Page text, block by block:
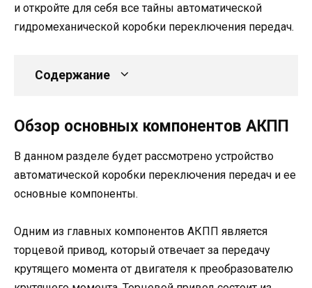
и откройте для себя все тайны автоматической
гидромеханической коробки переключения передач.
Содержание
Обзор основных компонентов АКПП
В данном разделе будет рассмотрено устройство
автоматической коробки переключения передач и ее
основные компоненты.
Одним из главных компонентов АКПП является
торцевой привод, который отвечает за передачу
крутящего момента от двигателя к преобразователю